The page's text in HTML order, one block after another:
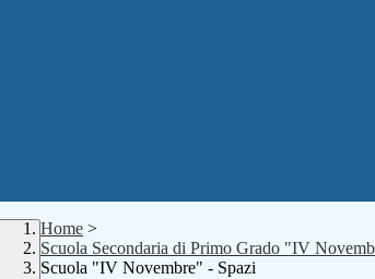
Home >
Scuola Secondaria di Primo Grado "IV
Scuola "IV Novembre" - Spazi